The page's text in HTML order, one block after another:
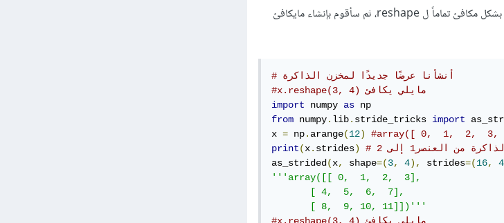
في اللمثال التالي نقوم بإنشاء view باستخدام هذه الطريقة بشكل مكافئ تماماً ل reshape، ثم سأقوم بإنشاء مايكافئ
import numpy as
from numpy. lib. stride_tricks import
x = np. arange(12)
#array([ 0,  1,  2,
print(x. strides)
as_strided (x, shape=(3, 4), strides=(16, 4
'''array([[ 0,  1,  2,  3],
       [ 4,  5,  6,  7],
       [ 8,  9, 10, 11]])'''